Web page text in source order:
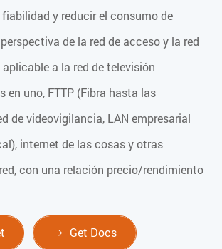
fiabilidad y reducir el consumo de
de la red de acceso y la red
a la red de televisión
en uno, FTTP (Fibra hasta las
de videovigilancia, LAN empresarial
internet de las cosas y otras
con una relación precio/rendimiento
 Get Docs